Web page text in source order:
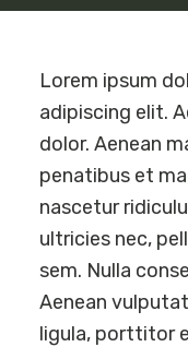
Lorem ipsum
adipiscing elit.
dolor. Aenean
penatibus et
nascetur
ultricies nec,
sem. Nulla
Aenean
ligula, porttitor